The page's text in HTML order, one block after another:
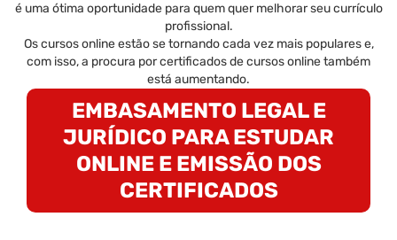
é uma ótima oportunidade para quem quer melhorar seu currículo
profissional.
Os cursos online estão se tornando cada vez mais populares e,
com isso, a procura por certificados de cursos online também
está aumentando.
EMBASAMENTO LEGAL E
JURÍDICO PARA ESTUDAR
ONLINE E EMISSÃO DOS
CERTIFICADOS